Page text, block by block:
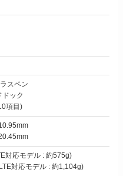
スペン
ック
項目)
対応モデル : 約575g)
対応モデル : 約1,104g)